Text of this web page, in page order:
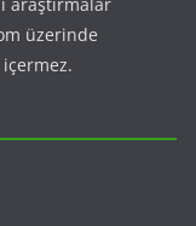
üzerinde